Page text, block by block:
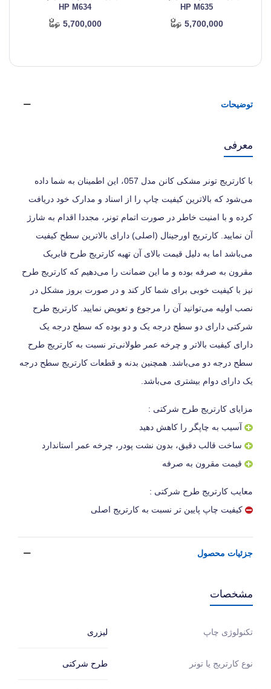
HP M635
5,700,000
HP M634
5,700,000
توضیحات
معرفی
با کارتریج تونر مشکی کانن مدل 057، این اطمینان به شما داده
می‌شود که بالاترین کیفیت چاپ را از اسناد و مدارک خود دریافت
کرده و با امنیت خاطر در صورت اتمام تونر، مجددا اقدام به شارژ
آن نمایید. کارتریج اورجینال (اصلی) دارای بالاترین سطح کیفیت
می‌باشد اما به دلیل قیمت بالای آن تهیه کارتریج طرح فابریک
مقرون به صرفه بوده و ما این ضمانت را می‌دهیم که کارتریج طرح
نیز با کیفیت خوبی برای شما کار کند و در صورت بروز مشکل در
نصب اولیه می‌توانید آن را مرجوع و تعویض نمایید. کارتریج طرح
شرکتی دارای دو سطح درجه یک و دو بوده که سطح درجه یک
دارای کیفیت بالاتر و چرخه عمر طولانی‌تر نسبت به کارتریج طرح
سطح درجه دو می‌باشد. همچنین بدنه و قطعات کارتریج سطح درجه
یک دارای دوام بیشتری می‌باشد.
مزایای کارتریج طرح شرکتی :
آسیب به چاپگر را کاهش دهید
ساخت قالب دقیق، بدون نشت پودر، چرخه عمر استاندارد
قیمت مقرون به صرفه
معایب کارتریج طرح شرکتی :
کیفیت چاپ پایین تر نسبت به کارتریج اصلی
جزئیات محصول
مشخصات
تکنولوژی چاپ لیزری
نوع کارتریج یا تونر طرح شرکتی